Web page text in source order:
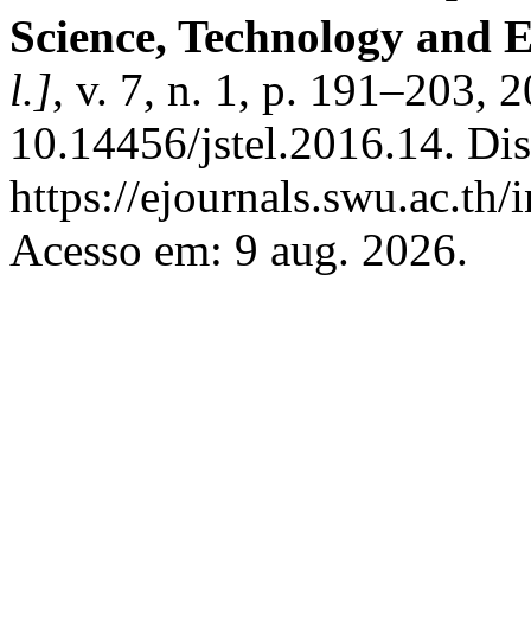
Science, Technology
l.], v. 7, n. 1, p. 191–203,
10.14456/jstel.2016.14.
https://
Acesso em: 9 aug. 2026.